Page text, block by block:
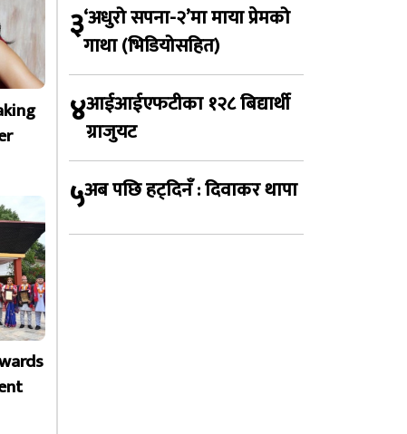
३‘अधुरो सपना-२’मा माया प्रेमको
गाथा (भिडियोसहित)
४आईआईएफटीका १२८ बिद्यार्थी
ग्राजुयट
५अब पछि हट्दिनँ : दिवाकर थापा